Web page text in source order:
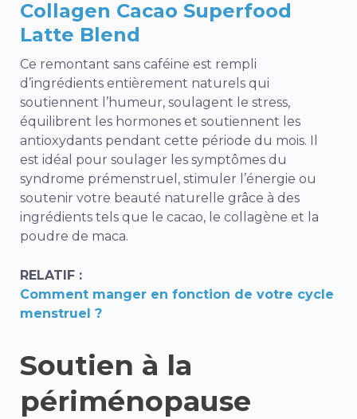
Collagen Cacao Superfood
Latte Blend
Ce remontant sans caféine est rempli
d’ingrédients entièrement naturels qui
soutiennent l’humeur, soulagent le stress,
équilibrent les hormones et soutiennent les
antioxydants pendant cette période du mois. Il
est idéal pour soulager les symptômes du
syndrome prémenstruel, stimuler l’énergie ou
soutenir votre beauté naturelle grâce à des
ingrédients tels que le cacao, le collagène et la
poudre de maca.
RELATIF :
Comment manger en fonction de votre cycle
menstruel ?
Soutien à la
périménopause